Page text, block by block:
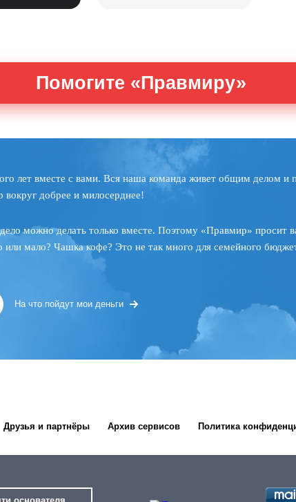
Помогите «Правмиру»
лет вместе с вами. Вся наша команда живет общим делом и
вокруг добрее и милосерднее!
можно делать только вместе. Поэтому «Правмир» просит
или мало? Чашка кофе? Это не так много для семейного
На что пойдут мои деньги
Друзья и партнёры Архив сервисов Политика